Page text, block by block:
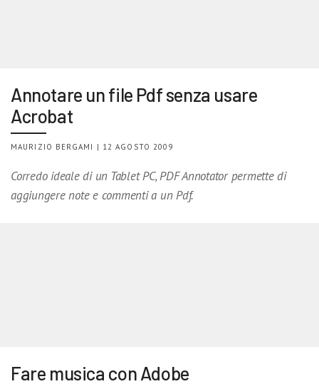
Annotare un file Pdf senza usare
Acrobat
MAURIZIO BERGAMI | 12 AGOSTO 2009
Corredo ideale di un Tablet PC, PDF Annotator permette di
aggiungere note e commenti a un Pdf.
Fare musica con Adobe